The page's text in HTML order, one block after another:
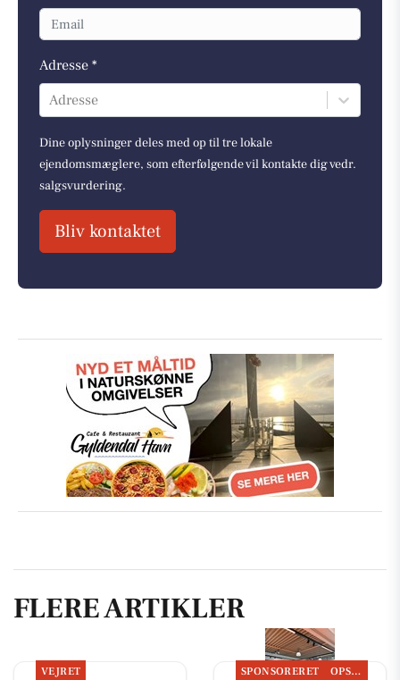
Adresse *
Adresse
Dine oplysninger deles med op til tre lokale
ejendomsmæglere, som efterfølgende vil kontakte dig vedr.
salgsvurdering.
Bliv kontaktet
FLERE ARTIKLER
VEJRET SPONSORERET OPSLAGSTAVLEN